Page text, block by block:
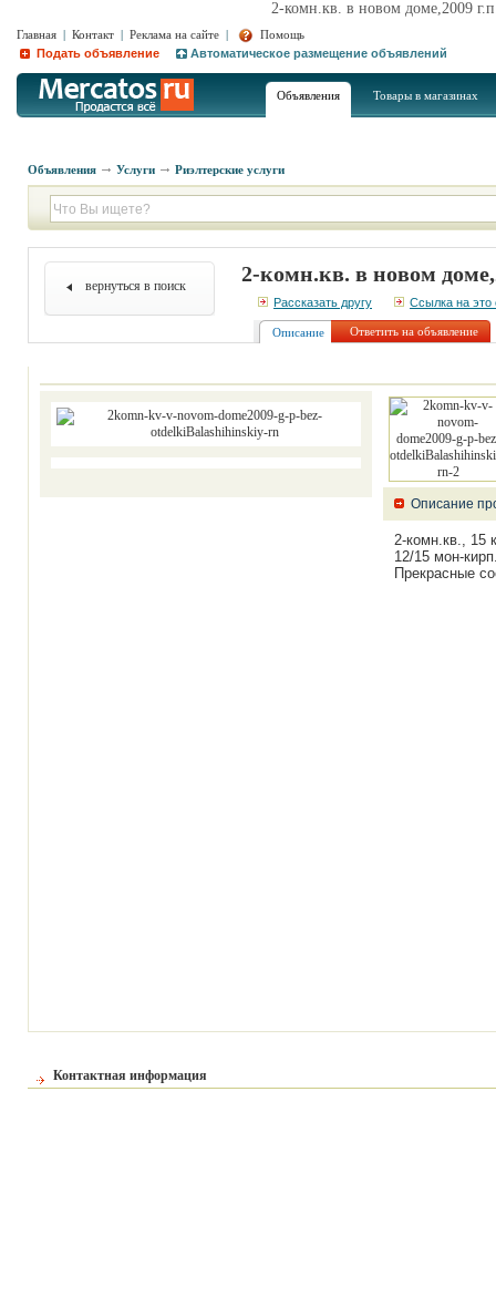
2-комн.кв. в новом доме,2009
Главная | Контакт | Реклама на сайте |
Помощь
Подать объявление
Автоматическое размещение объявлений
Объявления Товары в магазинах
Объявления Услуги Риэлтерские услуги
вернуться в поиск 2-комн.кв. в новом
Рассказать другу Ссылка на это
Описание Ответить на объявление
Описание
2-комн.кв., 15
12/15 мон-
Прекрасные
Контактная информация